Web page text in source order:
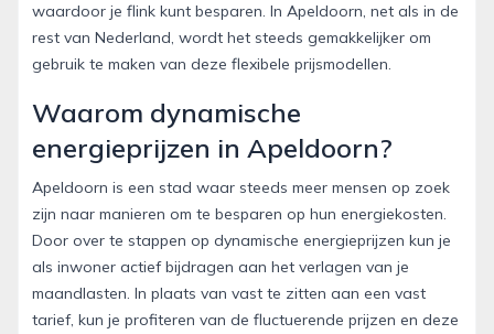
waardoor je flink kunt besparen. In Apeldoorn, net als in de
rest van Nederland, wordt het steeds gemakkelijker om
gebruik te maken van deze flexibele prijsmodellen.
Waarom dynamische
energieprijzen in Apeldoorn?
Apeldoorn is een stad waar steeds meer mensen op zoek
zijn naar manieren om te besparen op hun energiekosten.
Door over te stappen op dynamische energieprijzen kun je
als inwoner actief bijdragen aan het verlagen van je
maandlasten. In plaats van vast te zitten aan een vast
tarief, kun je profiteren van de fluctuerende prijzen en deze